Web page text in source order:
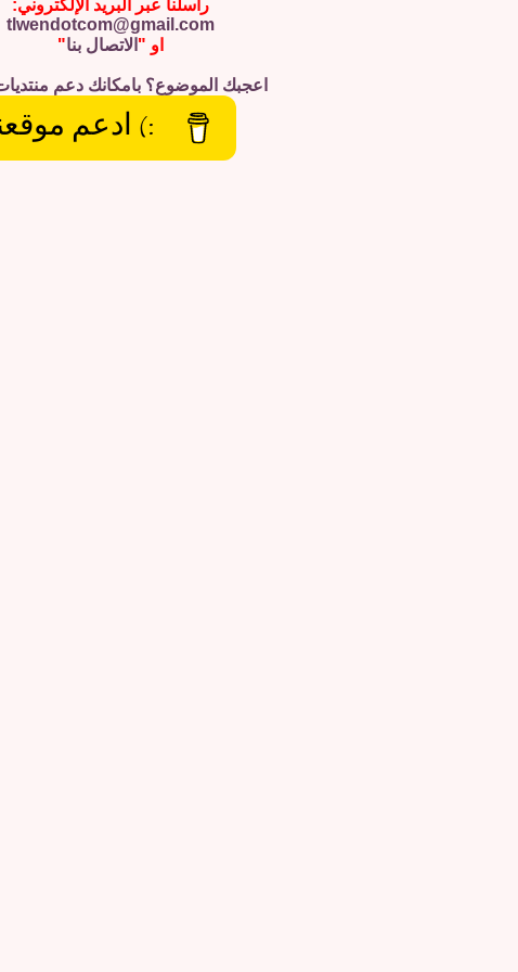
راسلنا عبر البريد الإلكتروني:
tlwendotcom@gmail.com
او " الاتصال بنا"
اعجبك الموضوع؟ بامكانك دعم
:) ادعم